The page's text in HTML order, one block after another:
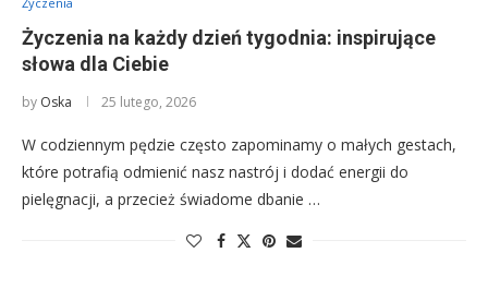
Życzenia na każdy dzień tygodnia: inspirujące
słowa dla Ciebie
by Oska 25 lutego, 2026
W codziennym pędzie często zapominamy o małych gestach,
które potrafią odmienić nasz nastrój i dodać energii do
pielęgnacji, a przecież świadome dbanie …